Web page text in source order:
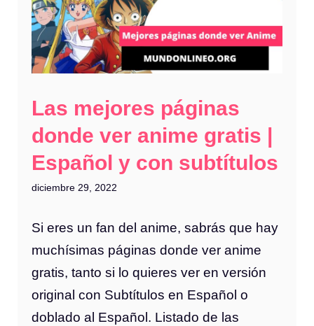
Las mejores páginas
donde ver anime gratis |
Español y con subtítulos
diciembre 29, 2022
Si eres un fan del anime, sabrás que hay
muchísimas páginas donde ver anime
gratis, tanto si lo quieres ver en versión
original con Subtítulos en Español o
doblado al Español. Listado de las